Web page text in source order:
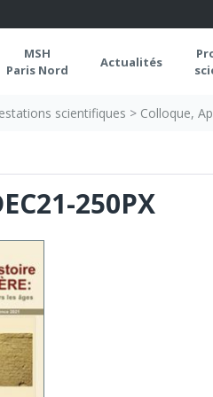
MSH
Paris Nord
Actualités
scientifiques > Colloque,
250PX